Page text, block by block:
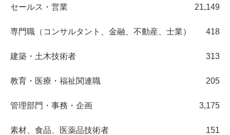
セールス・営業 21,149
専門職（コンサルタント、金融、不動産、士業） 418
建築・土木技術者 313
教育・医療・福祉関連職 205
管理部門・事務・企画 3,175
素材、食品、医薬品技術者 151